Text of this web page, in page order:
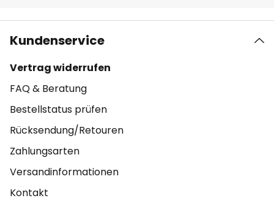
Kundenservice
Vertrag widerrufen
FAQ & Beratung
Bestellstatus prüfen
Rücksendung/Retouren
Zahlungsarten
Versandinformationen
Kontakt